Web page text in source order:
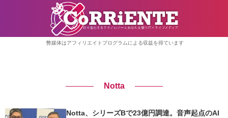
弊媒体はアフィリエイトプログラムによる収益を得ています
Notta
Notta、シリーズBで23億円調達。音声起点のAI